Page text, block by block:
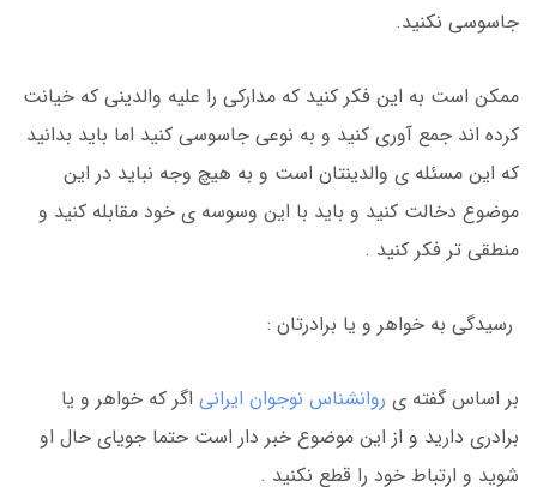
جاسوسی نکنید.
ممکن است به این فکر کنید که مدارکی را علیه والدینی که خیانت
کرده اند جمع آوری کنید و به نوعی جاسوسی کنید اما باید بدانید
که این مسئله ی والدینتان است و به هیچ وجه نباید در این
موضوع دخالت کنید و باید با این وسوسه ی خود مقابله کنید و
منطقی تر فکر کنید .
رسیدگی به خواهر و یا برادرتان :
بر اساس گفته ی روانشناس نوجوان ایرانی اگر که خواهر و یا
برادری دارید و از این موضوع خبر دار است حتما جویای حال او
شوید و ارتباط خود را قطع نکنید .